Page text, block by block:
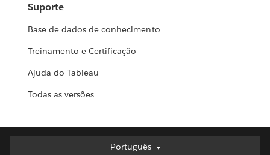
Suporte
Base de dados de conhecimento
Treinamento e Certificação
Ajuda do Tableau
Todas as versões
Português
Português